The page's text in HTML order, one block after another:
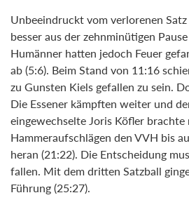
Unbeeindruckt vom verlorenen
besser aus der zehnminütigen
Humänner hatten jedoch Feuer
ab (5:6). Beim Stand von 11:16
zu Gunsten Kiels gefallen zu sein.
Die Essener kämpften weiter und
eingewechselte Joris Köfler brachte
Hammeraufschlägen den VVH bis
heran (21:22). Die Entscheidung
fallen. Mit dem dritten Satzball
Führung (25:27).